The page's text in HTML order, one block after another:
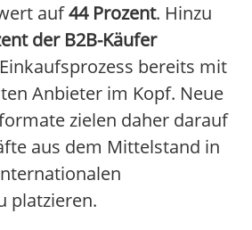
auf44 Prozent. Hinzu
der B2B-Käufer
bereits mit
Anbieter im Kopf. Neue
zielen daher darauf
aus dem Mittelstand in
platzieren.